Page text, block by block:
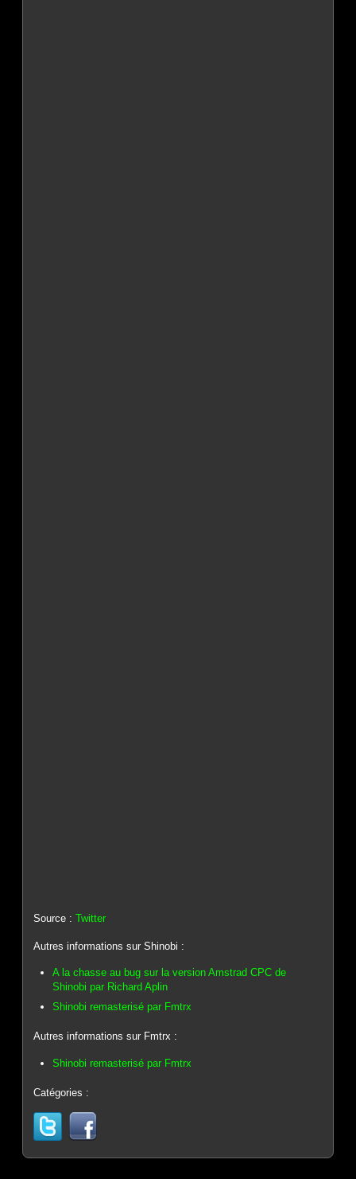
Source :Twitter
Autres informations sur Shinobi :
A la chasse au bug sur la version Amstrad CPC de
Shinobi par Richard Aplin
Shinobi remasterisé par Fmtrx
Autres informations sur Fmtrx :
Shinobi remasterisé par Fmtrx
Catégories :